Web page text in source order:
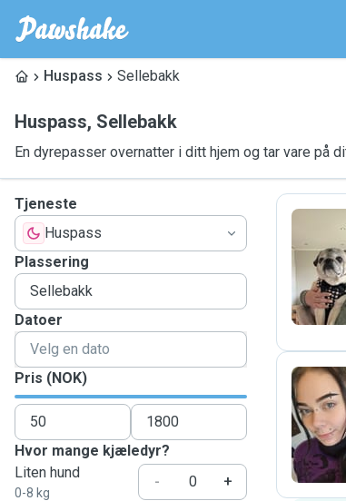
Huspass Sellebakk
Huspass, Sellebakk
En dyrepasser overnatter i ditt hjem og tar vare på
Tjeneste
Huspass
Plassering
Datoer
Pris (NOK)
Hvor mange kjæledyr?
Liten hund
0-8 kg
-
+